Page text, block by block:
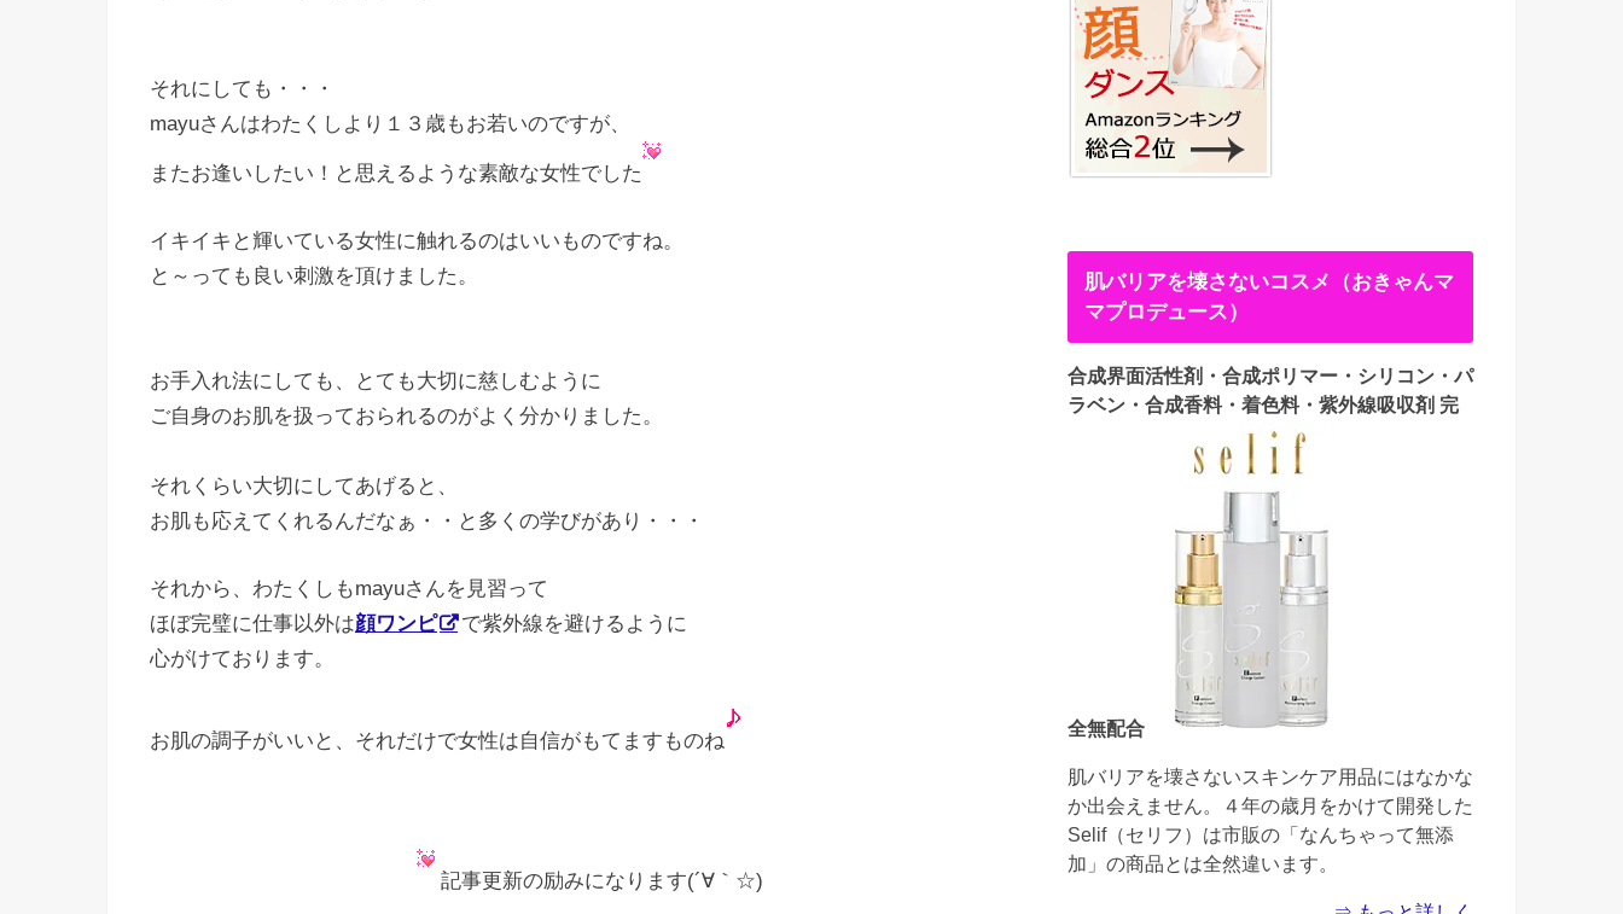
それにしても・・・
mayuさんはわたくしより１３歳もお若いのですが、
またお逢いしたい！と思えるような素敵な女性でした
イキイキと輝いている女性に触れるのはいいものですね。
と～っても良い刺激を頂けました。
お手入れ法にしても、とても大切に慈しむように
ご自身のお肌を扱っておられるのがよく分かりました。
それくらい大切にしてあげると、
お肌も応えてくれるんだなぁ・・と多くの学びがあり・・・
それから、わたくしもmayuさんを見習って
ほぼ完璧に仕事以外は顔ワンピ
で紫外線を避けるように
心がけております。
お肌の調子がいいと、それだけで女性は自信がもてますものね
記事更新の励みになります(´∀｀☆)
肌バリアを壊さないコスメ（おきゃんマ
マプロデュース）
合成界面活性剤・合成ポリマー・シリコン・パ
ラベン・合成香料・着色料・紫外線吸収剤 完
全無配合
肌バリアを壊さないスキンケア用品にはなかな
か出会えません。４年の歳月をかけて開発した
Selif（セリフ）は市販の「なんちゃって無添
加」の商品とは全然違います。